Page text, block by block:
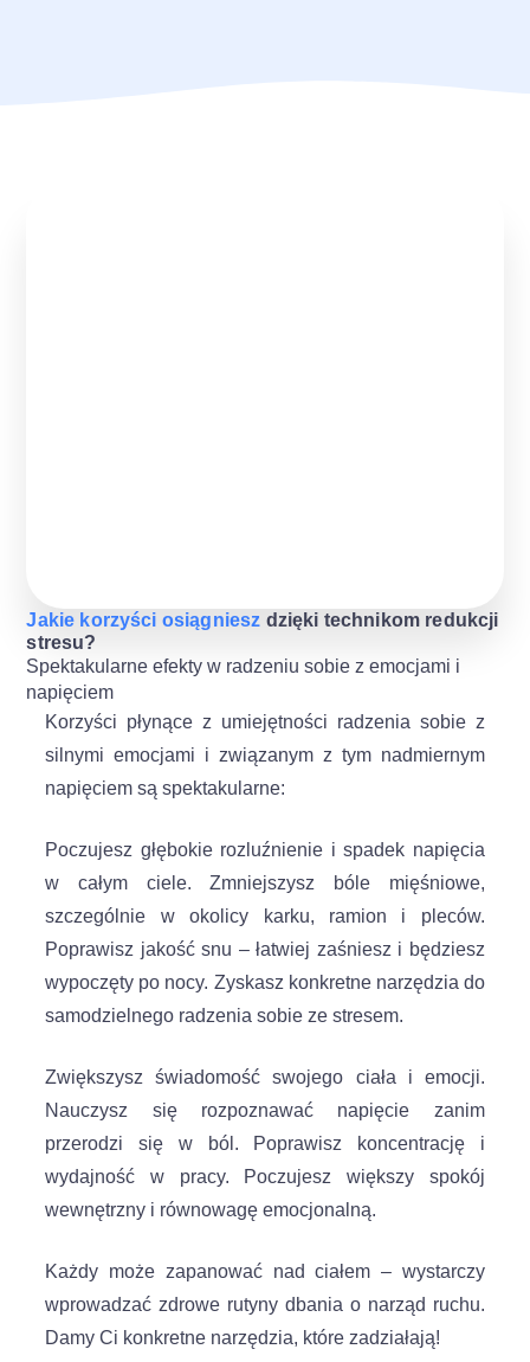
Jakie korzyści osiągniesz dzięki technikom redukcji
stresu?
Spektakularne efekty w radzeniu sobie z emocjami i
napięciem
Korzyści płynące z umiejętności radzenia sobie z
silnymi emocjami i związanym z tym nadmiernym
napięciem są spektakularne:
Poczujesz głębokie rozluźnienie i spadek napięcia
w całym ciele. Zmniejszysz bóle mięśniowe,
szczególnie w okolicy karku, ramion i pleców.
Poprawisz jakość snu – łatwiej zaśniesz i będziesz
wypoczęty po nocy. Zyskasz konkretne narzędzia do
samodzielnego radzenia sobie ze stresem.
Zwiększysz świadomość swojego ciała i emocji.
Nauczysz się rozpoznawać napięcie zanim
przerodzi się w ból. Poprawisz koncentrację i
wydajność w pracy. Poczujesz większy spokój
wewnętrzny i równowagę emocjonalną.
Każdy może zapanować nad ciałem – wystarczy
wprowadzać zdrowe rutyny dbania o narząd ruchu.
Damy Ci konkretne narzędzia, które zadziałają!